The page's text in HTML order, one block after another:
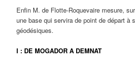
Enfin M. de Flotte-Roquevaire mesure,
une base qui servira de point de départ à
géodésiques.
I : DE MOGADOR A DEMNAT